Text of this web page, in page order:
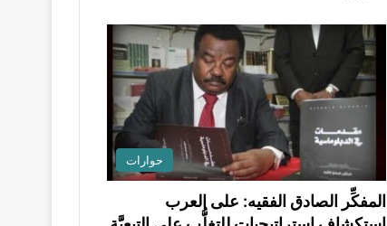
حوارات
المفكِّر الصادق الفقيه: على العرب